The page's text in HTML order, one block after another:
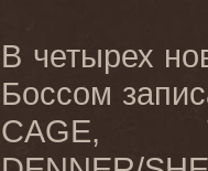
В четырех
Боссом
CAGE,